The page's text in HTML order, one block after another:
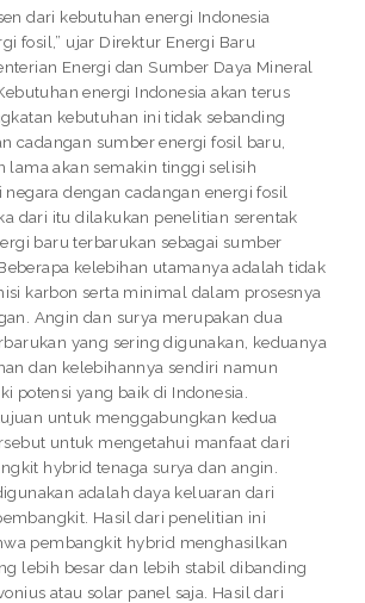
dari kebutuhan energi Indonesia
fosil,” ujar Direktur Energi Baru
Energi dan Sumber Daya Mineral
energi Indonesia akan terus
kebutuhan ini tidak sebanding
cadangan sumber energi fosil baru,
lama akan semakin tinggi selisih
dengan cadangan energi fosil
dari itu dilakukan penelitian serentak
baru terbarukan sebagai sumber
kelebihan utamanya adalah tidak
karbon serta minimal dalam prosesnya
Angin dan surya merupakan dua
yang sering digunakan, keduanya
dan kelebihannya sendiri namun
potensi yang baik di Indonesia.
untuk menggabungkan kedua
untuk mengetahui manfaat dari
hybrid tenaga surya dan angin.
adalah daya keluaran dari
Hasil dari penelitian ini
pembangkit hybrid menghasilkan
lebih besar dan lebih stabil dibanding
atau solar panel saja. Hasil dari